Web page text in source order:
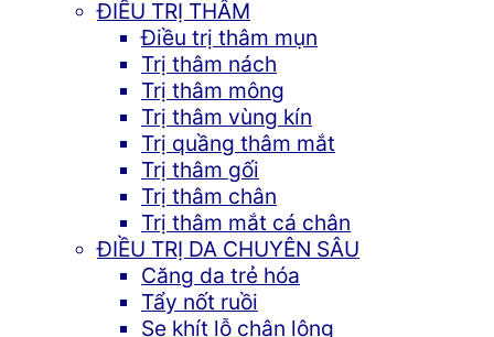
ĐIỀU TRỊ THÂM
Điều trị thâm mụn
Trị thâm nách
Trị thâm mông
Trị thâm vùng kín
Trị quầng thâm mắt
Trị thâm gối
Trị thâm chân
Trị thâm mắt cá chân
ĐIỀU TRỊ DA CHUYÊN SÂU
Căng da trẻ hóa
Tẩy nốt ruồi
Se khít lỗ chân lông